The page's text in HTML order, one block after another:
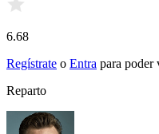
6.68
Regístrate o Entra para poder
Reparto